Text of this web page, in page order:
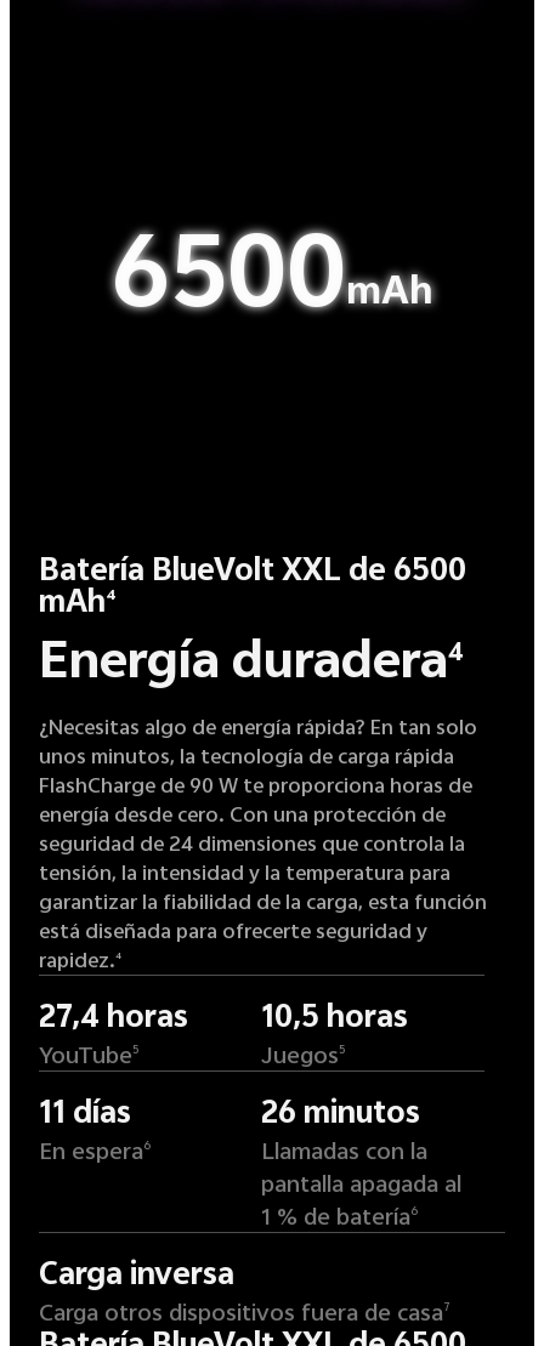
6500mAh
Batería BlueVolt XXL de 6500
mAh4
Energía duradera4
¿Necesitas algo de energía rápida? En tan solo
unos minutos, la tecnología de carga rápida
FlashCharge de 90 W te proporciona horas de
energía desde cero. Con una protección de
seguridad de 24 dimensiones que controla la
tensión, la intensidad y la temperatura para
garantizar la fiabilidad de la carga, esta función
está diseñada para ofrecerte seguridad y
rapidez.4
27,4 horas
YouTube 5
10,5 horas
Juegos 5
11 días
En espera 6
26 minutos
Llamadas con la
pantalla apagada al
1 % de batería 6
Carga inversa
Carga otros dispositivos fuera de casa 7